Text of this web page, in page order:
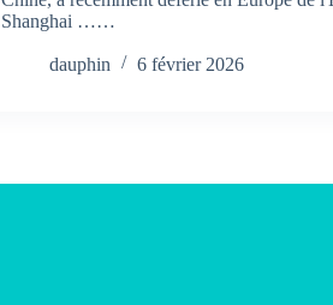
Shanghai ……
dauphin 6 février 2026